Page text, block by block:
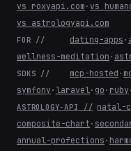
vs roxyapi.com · vs
vs astrologyapi.com
FOR // dating-apps ·
wellness-meditation ·
SDKS // mcp-hosted ·
symfony · laravel· go · ruby ·
ASTROLOGY-API // natal-
composite-chart ·
annual-profections ·